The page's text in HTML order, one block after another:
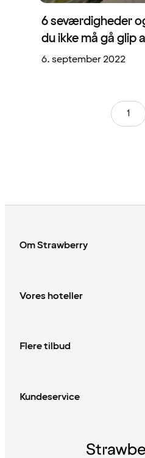
6 seværdigheder
du ikke må gå glip
6. september 2022
1
Om Strawberry
Vores hoteller
Flere tilbud
Kundeservice